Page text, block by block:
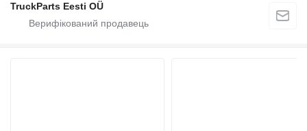
TruckParts Eesti OÜ